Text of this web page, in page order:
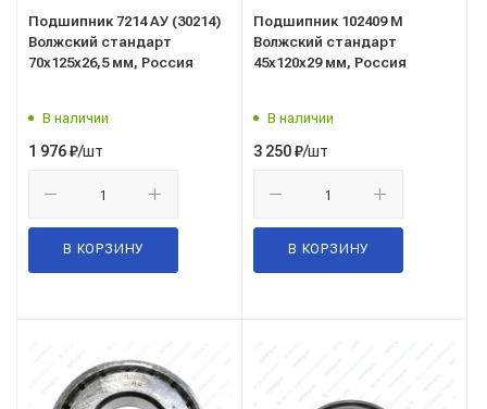
Подшипник 7214 АУ (30214)
Волжский стандарт
70x125x26,5 мм, Россия
В наличии
1 976₽/шт
В КОРЗИНУ
Подшипник 102409 М
Волжский стандарт
45x120x29 мм, Россия
В наличии
3 250₽/шт
В КОРЗИНУ